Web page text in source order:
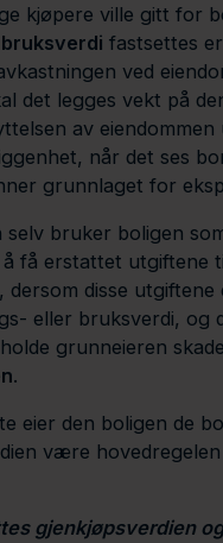
kjøpere ville gitt for
bruksverdi fastsettes
ved
det legges vekt på
av eiendommen
når det ses
grunnlaget for
bruker boligen
få erstattet utgiftene
dersom disse utgiftene
eller bruksverdi, og
grunneieren
.
eier den boligen de
være hovedregelen
gjenkjøpsverdien og